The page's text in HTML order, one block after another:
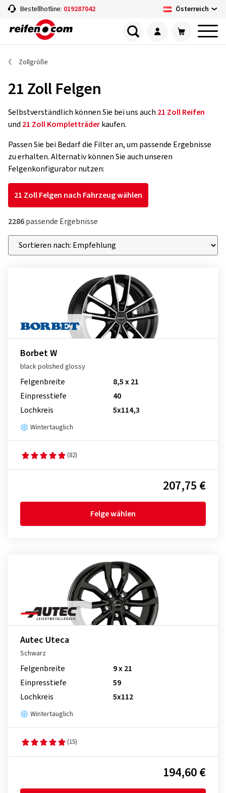
Bestellhotline: 019287042 Österreich
Zollgröße
21 Zoll Felgen
Selbstverständlich können Sie bei uns auch 21 Zoll Reifen
und 21 Zoll Kompletträderkaufen.
Passen Sie bei Bedarf die Filter an, um passende Ergebnisse
zu erhalten. Alternativ können Sie auch unseren
Felgenkonfigurator nutzen:
21 Zoll Felgen nach Fahrzeug wählen
2286passende Ergebnisse
Borbet W
black polished glossy
Felgenbreite
8,5 x 21
Einpresstiefe
40
Lochkreis
5x114,3
Wintertauglich
(82)
207,75 €
Felge wählen
Autec Uteca
Schwarz
Felgenbreite
9 x 21
Einpresstiefe
59
Lochkreis
5x112
Wintertauglich
(15)
194,60 €